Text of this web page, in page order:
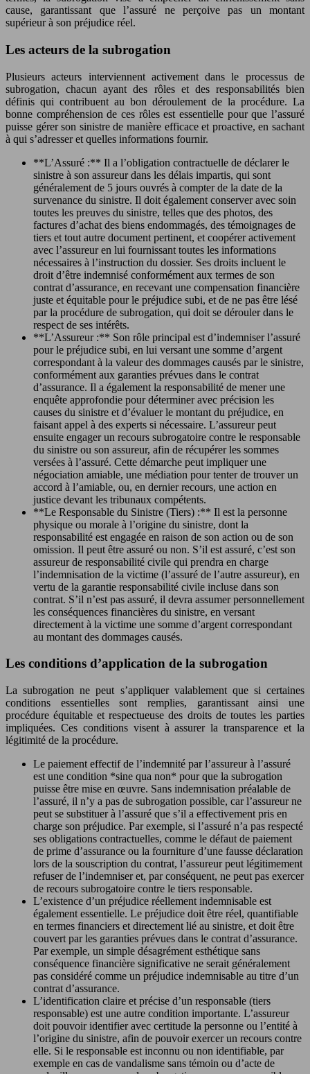
cause, garantissant que l’assuré ne perçoive pas un montant
supérieur à son préjudice réel.
Les acteurs de la subrogation
Plusieurs acteurs interviennent activement dans le processus de
subrogation, chacun ayant des rôles et des responsabilités bien
définis qui contribuent au bon déroulement de la procédure. La
bonne compréhension de ces rôles est essentielle pour que l’assuré
puisse gérer son sinistre de manière efficace et proactive, en sachant
à qui s’adresser et quelles informations fournir.
**L’Assuré :** Il a l’obligation contractuelle de déclarer le
sinistre à son assureur dans les délais impartis, qui sont
généralement de 5 jours ouvrés à compter de la date de la
survenance du sinistre. Il doit également conserver avec soin
toutes les preuves du sinistre, telles que des photos, des
factures d’achat des biens endommagés, des témoignages de
tiers et tout autre document pertinent, et coopérer activement
avec l’assureur en lui fournissant toutes les informations
nécessaires à l’instruction du dossier. Ses droits incluent le
droit d’être indemnisé conformément aux termes de son
contrat d’assurance, en recevant une compensation financière
juste et équitable pour le préjudice subi, et de ne pas être lésé
par la procédure de subrogation, qui doit se dérouler dans le
respect de ses intérêts.
**L’Assureur :** Son rôle principal est d’indemniser l’assuré
pour le préjudice subi, en lui versant une somme d’argent
correspondant à la valeur des dommages causés par le sinistre,
conformément aux garanties prévues dans le contrat
d’assurance. Il a également la responsabilité de mener une
enquête approfondie pour déterminer avec précision les
causes du sinistre et d’évaluer le montant du préjudice, en
faisant appel à des experts si nécessaire. L’assureur peut
ensuite engager un recours subrogatoire contre le responsable
du sinistre ou son assureur, afin de récupérer les sommes
versées à l’assuré. Cette démarche peut impliquer une
négociation amiable, une médiation pour tenter de trouver un
accord à l’amiable, ou, en dernier recours, une action en
justice devant les tribunaux compétents.
**Le Responsable du Sinistre (Tiers) :** Il est la personne
physique ou morale à l’origine du sinistre, dont la
responsabilité est engagée en raison de son action ou de son
omission. Il peut être assuré ou non. S’il est assuré, c’est son
assureur de responsabilité civile qui prendra en charge
l’indemnisation de la victime (l’assuré de l’autre assureur), en
vertu de la garantie responsabilité civile incluse dans son
contrat. S’il n’est pas assuré, il devra assumer personnellement
les conséquences financières du sinistre, en versant
directement à la victime une somme d’argent correspondant
au montant des dommages causés.
Les conditions d’application de la subrogation
La subrogation ne peut s’appliquer valablement que si certaines
conditions essentielles sont remplies, garantissant ainsi une
procédure équitable et respectueuse des droits de toutes les parties
impliquées. Ces conditions visent à assurer la transparence et la
légitimité de la procédure.
Le paiement effectif de l’indemnité par l’assureur à l’assuré
est une condition *sine qua non* pour que la subrogation
puisse être mise en œuvre. Sans indemnisation préalable de
l’assuré, il n’y a pas de subrogation possible, car l’assureur ne
peut se substituer à l’assuré que s’il a effectivement pris en
charge son préjudice. Par exemple, si l’assuré n’a pas respecté
ses obligations contractuelles, comme le défaut de paiement
de prime d’assurance ou la fourniture d’une fausse déclaration
lors de la souscription du contrat, l’assureur peut légitimement
refuser de l’indemniser et, par conséquent, ne peut pas exercer
de recours subrogatoire contre le tiers responsable.
L’existence d’un préjudice réellement indemnisable est
également essentielle. Le préjudice doit être réel, quantifiable
en termes financiers et directement lié au sinistre, et doit être
couvert par les garanties prévues dans le contrat d’assurance.
Par exemple, un simple désagrément esthétique sans
conséquence financière significative ne serait généralement
pas considéré comme un préjudice indemnisable au titre d’un
contrat d’assurance.
L’identification claire et précise d’un responsable (tiers
responsable) est une autre condition importante. L’assureur
doit pouvoir identifier avec certitude la personne ou l’entité à
l’origine du sinistre, afin de pouvoir exercer un recours contre
elle. Si le responsable est inconnu ou non identifiable, par
exemple en cas de vandalisme sans témoin ou d’acte de